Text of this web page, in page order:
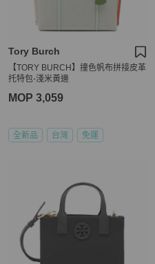
Tory Burch
【TORY BURCH】撞色帆布拼接皮革
托特包-淺米黃邊
MOP 3,059
全新品 台灣 免運